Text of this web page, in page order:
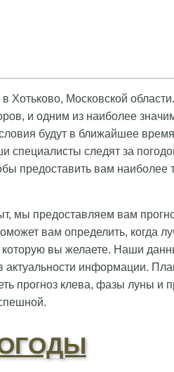
Хотьково, Московской
и одним из наиболее
будут в ближайшее
специалисты следят за
предоставить вам наиболее
мы предоставляем вам
вам определить, когда
которую вы желаете. Наши
информации.
прогноз клева, фазы луны и